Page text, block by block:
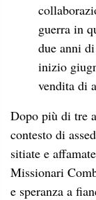
guerra in
due anni
inizio
vendita di
Dopo più di tre
contesto di
sitiate e
Missionari
e speranza a